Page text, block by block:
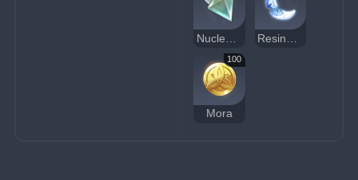
100
Mora